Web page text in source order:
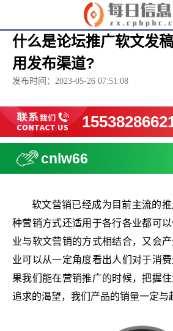
什么是论坛推广软文发
用发布渠道?
发布时间：2023-05-26 07:51:08
cnlw66
软文营销已经成为目前主流的
种营销方式还适用于各行各业都可
业与软文营销的方式相结合，又会
业可以从一定角度看出人们对于消
果我们能在营销推广的时候，把握
追求的渴望，我们产品的销量一定与